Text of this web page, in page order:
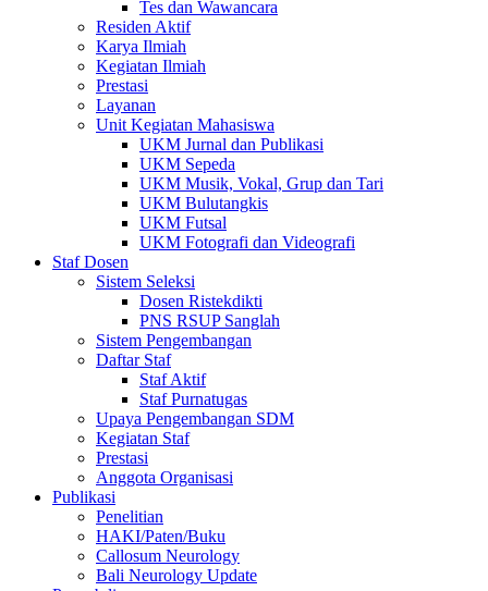
Tes dan Wawancara
Residen Aktif
Karya Ilmiah
Kegiatan Ilmiah
Prestasi
Layanan
Unit Kegiatan Mahasiswa
UKM Jurnal dan Publikasi
UKM Sepeda
UKM Musik, Vokal, Grup dan Tari
UKM Bulutangkis
UKM Futsal
UKM Fotografi dan Videografi
Staf Dosen
Sistem Seleksi
Dosen Ristekdikti
PNS RSUP Sanglah
Sistem Pengembangan
Daftar Staf
Staf Aktif
Staf Purnatugas
Upaya Pengembangan SDM
Kegiatan Staf
Prestasi
Anggota Organisasi
Publikasi
Penelitian
HAKI/Paten/Buku
Callosum Neurology
Bali Neurology Update